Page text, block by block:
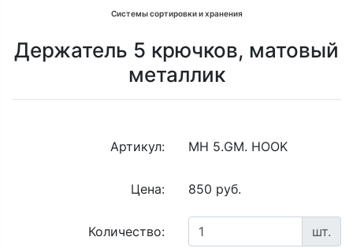
Системы сортировки и хранения
Держатель 5 крючков, матовый
металлик
Артикул: MH 5.GM. HOOK
Цена: 850 руб.
Количество: шт.